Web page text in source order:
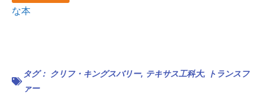
な本
タグ： クリフ・キングスバリー, テキサス工科大,
トランスフ
ァー